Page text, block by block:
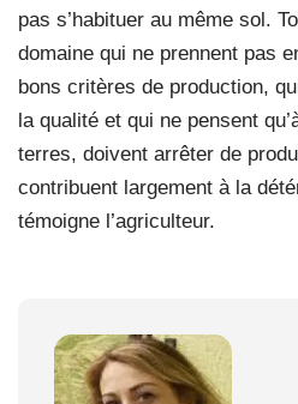
pas s’habituer au même sol.
domaine qui ne prennent pas
bons critères de production,
la qualité et qui ne pensent
terres, doivent arrêter de
contribuent largement à la
témoigne l’agriculteur.